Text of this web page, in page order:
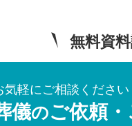
無料資
気軽にご相談ください
儀のご依頼